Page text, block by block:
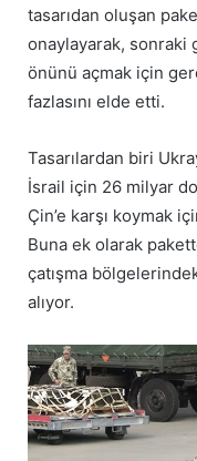
tasarıdan oluşan
onaylayarak, sonraki
önünü açmak için
fazlasını elde etti.
Tasarılardan biri
İsrail için 26 milyar
Çin’e karşı koymak
Buna ek olarak
çatışma
alıyor.